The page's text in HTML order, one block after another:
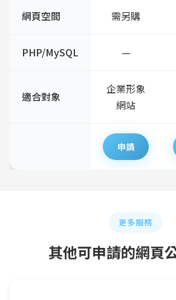
網頁空間 需另購
PHP/MySQL —
適合對象
企業形象
網站
申請
更多服務
其他可申請的網頁